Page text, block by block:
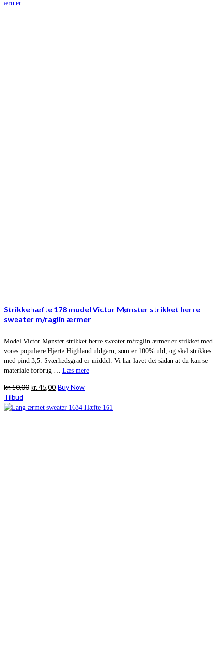
Strikkehæfte 178 model Victor Mønster strikket herre
sweater m/raglin ærmer
Model Victor Mønster strikket herre sweater m/raglin ærmer er strikket med
vores populære Hjerte Highland uldgarn, som er 100% uld, og skal strikkes
med pind 3,5. Sværhedsgrad er middel. Vi har lavet det sådan at du kan se
materiale forbrug … Læs mere
kr.50,00Den
pris
kr.45,00Den
pris
Buy Now
Tilbud